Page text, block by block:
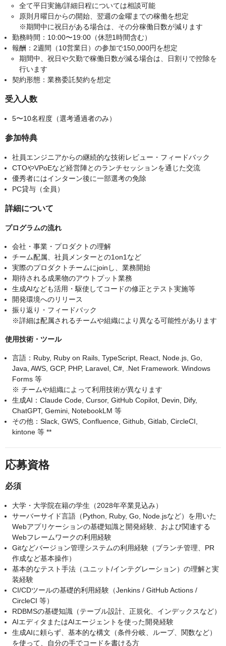
全て平日実施/詳細日程については相談可能
原則月曜日からの開始、翌週の金曜までの稼働を想定
※期間中に祝日がある場合は、その分稼働日数が減ります
勤務時間：10:00〜19:00（休憩1時間含む）
報酬：2週間（10営業日）の参加で150,000円を想定
期間中、祝日や欠勤で稼働日数が減る場合は、日割りで控除を
行います
契約形態：業務委託契約を想定
受入人数
5〜10名程度（選考通過者のみ）
参加特典
社員エンジニアからの継続的な技術レビュー・フィードバック
CTOやVPoEなど経営陣とのランチセッションを通じた交流
優秀者にはインターン後に一部選考の免除
PC貸与（全員）
詳細について
プログラムの流れ
会社・事業・プロダクトの理解
チーム配属、社員メンターとの1on1など
実際のプロダクトチームにjoinし、業務開始
期待される成果物のアウトプット業務
生成AIなども活用・駆使してコードの修正とテスト実施等
開発環境へのリリース
振り返り・フィードバック
※詳細は配属されるチームや組織により異なる可能性があります
使用技術・ツール
言語：Ruby, Ruby on Rails, TypeScript, React, Node.js, Go,
Java, AWS, GCP, PHP, Laravel, C#, .Net Framework. Windows
Forms 等
※ チームや組織によって利用技術が異なります
生成AI：Claude Code, Cursor, GitHub Copilot, Devin, Dify,
ChatGPT, Gemini, NotebookLM 等
その他：Slack, GWS, Confluence, Github, Gitlab, CircleCI,
kintone 等 **
応募資格
必須
大学・大学院在籍の学生（2028年卒業見込み）
サーバーサイド言語（Python, Ruby, Go, Node.jsなど）を用いた
Webアプリケーションの基礎知識と開発経験、および関連する
Webフレームワークの利用経験
Gitなどバージョン管理システムの利用経験（ブランチ管理、PR
作成など基本操作）
基本的なテスト手法（ユニット/インテグレーション）の理解と実
装経験
CI/CDツールの基礎的利用経験（Jenkins / GitHub Actions /
CircleCI 等）
RDBMSの基礎知識（テーブル設計、正規化、インデックスなど）
AIエディタまたはAIエージェントを使った開発経験
生成AIに頼らず、基本的な構文（条件分岐、ループ、関数など）
を使って、自分の手でコードを書ける方